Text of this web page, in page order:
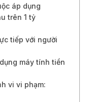
áp dụng
trên 1 tỷ
tiếp với người
máy tính tiền
vi vi phạm: